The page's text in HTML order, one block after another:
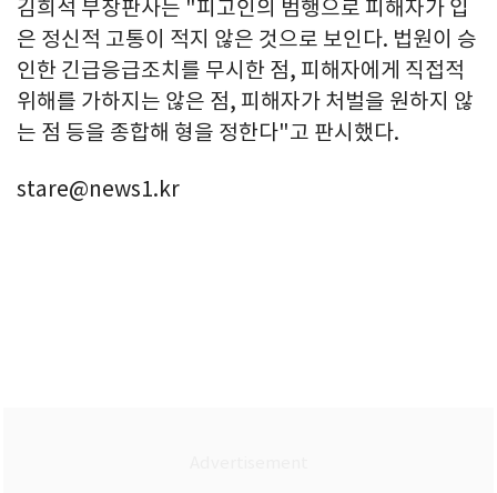
김희석 부장판사는 "피고인의 범행으로 피해자가 입
은 정신적 고통이 적지 않은 것으로 보인다. 법원이 승
인한 긴급응급조치를 무시한 점, 피해자에게 직접적
위해를 가하지는 않은 점, 피해자가 처벌을 원하지 않
는 점 등을 종합해 형을 정한다"고 판시했다.
stare@news1.kr